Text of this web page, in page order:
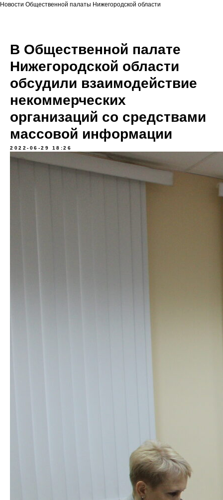
Новости Общественной палаты Нижегородской области
В Общественной палате
Нижегородской области
обсудили взаимодействие
некоммерческих
организаций со средствами
массовой информации
2022-06-29 18:26